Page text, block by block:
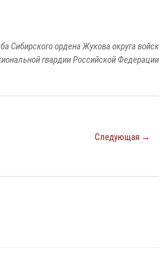
Сибирского ордена Жукова округа войск
гвардии Российской Федерации
Следующая →